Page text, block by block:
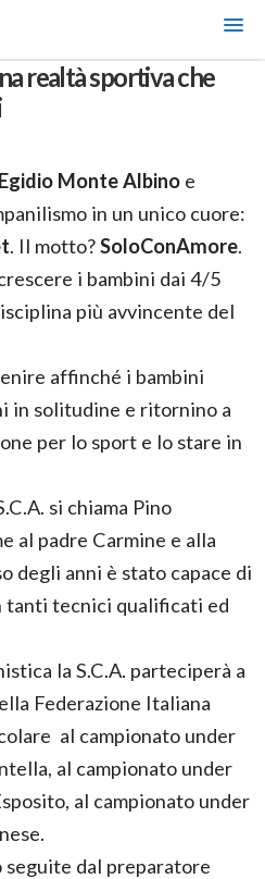
realtà sportiva che
Monte Albino e
in un unico cuore:
. Il motto?SoloConAmore.
i bambini dai 4/5
più avvincente del
affinché i bambini
in solitudine e ritornino a
per lo sport e lo stare in
si chiama Pino
al padre Carmine e alla
degli anni è stato capace di
tanti tecnici qualificati ed
la S.C.A. parteciperà a
Federazione Italiana
al campionato under
al campionato under
al campionato under
seguite dal preparatore